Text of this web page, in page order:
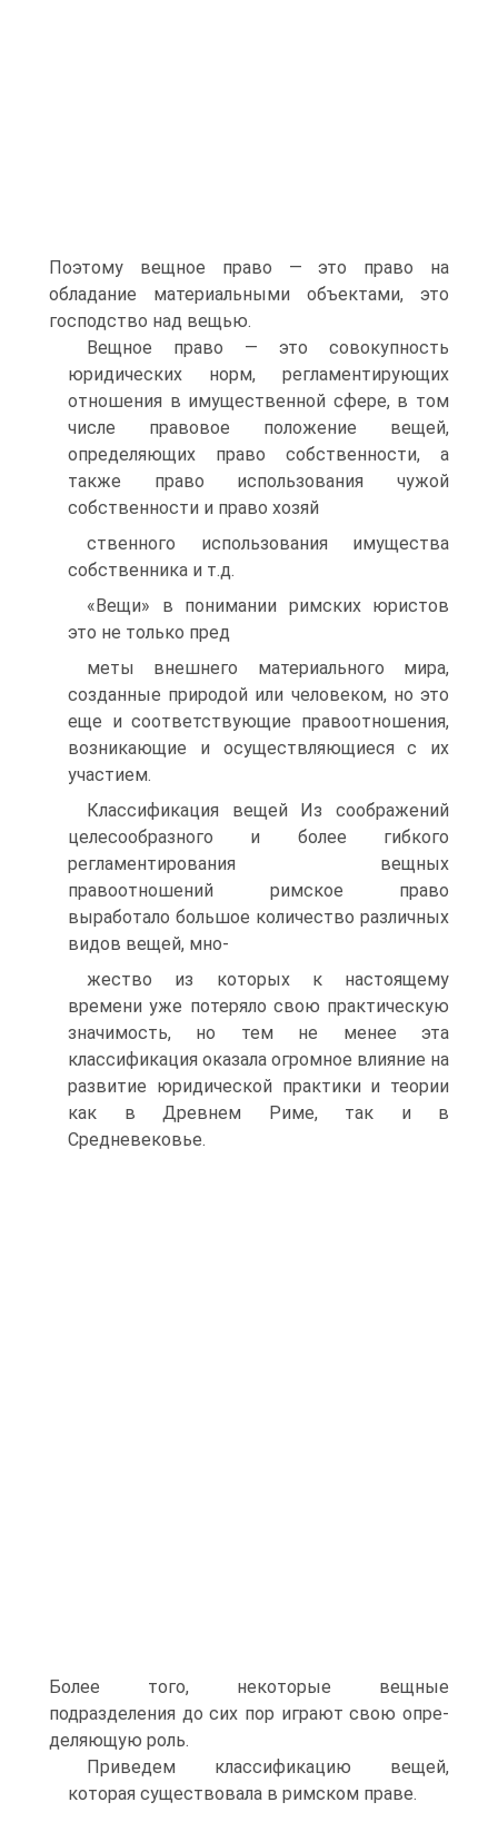
Поэтому вещное право — это право на
обладание материальными объектами, это
господство над вещью.
Вещное право — это совокупность
юридических норм, регла­ментирующих
отношения в имущественной сфере, в том
числе правовое положение вещей,
определяющих право собственности, а
также право использования чужой
собственности и право хозяй­
ственного использования имущества
собственника и т.д.
«Вещи» в понимании римских юристов
это не только пред­
меты внешнего материального мира,
созданные природой или человеком, но это
еще и соответствующие правоотношения,
воз­никающие и осуществляющиеся с их
участием.
Классификация вещей Из соображений
целесообразного и более гибкого
регламентирования вещных
правоотношений римское пра­во
выработало большое количество различных
видов вещей, мно-
жество из которых к настоящему
времени уже потеряло свою практическую
значимость, но тем не менее эта
классификация оказала огромное влияние на
развитие юридической практики и теории
как в Древнем Риме, так и в
Средневековье.
Более того, некоторые вещные
подразделения до сих пор играют свою опре­
деляющую роль.
Приведем классификацию вещей,
которая существовала в рим­ском праве.